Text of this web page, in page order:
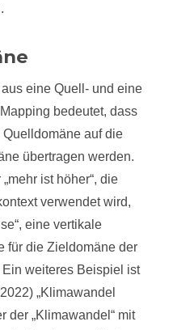
eine Quell- und eine
bedeutet, dass
auf die
übertragen werden.
ist höher“, die
verwendet wird,
eine vertikale
für die Zieldomäne der
weiteres Beispiel ist
„Klimawandel
der „Klimawandel“ mit